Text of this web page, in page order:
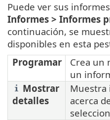
Puede ver sus
Informes > Informes
continuación, se
disponibles en esta
Programar
Crea un
un
Mostrar
detalles
Muestra
acerca